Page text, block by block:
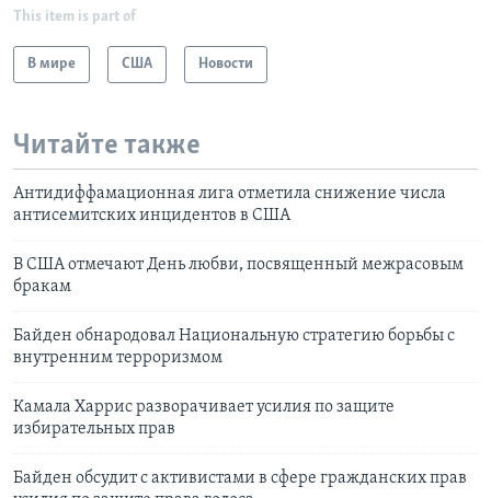
This item is part of
В мире США Новости
Читайте также
Антидиффамационная лига отметила снижение числа
антисемитских инцидентов в США
В США отмечают День любви, посвященный межрасовым
бракам
Байден обнародовал Национальную стратегию борьбы с
внутренним терроризмом
Камала Харрис разворачивает усилия по защите
избирательных прав
Байден обсудит с активистами в сфере гражданских прав